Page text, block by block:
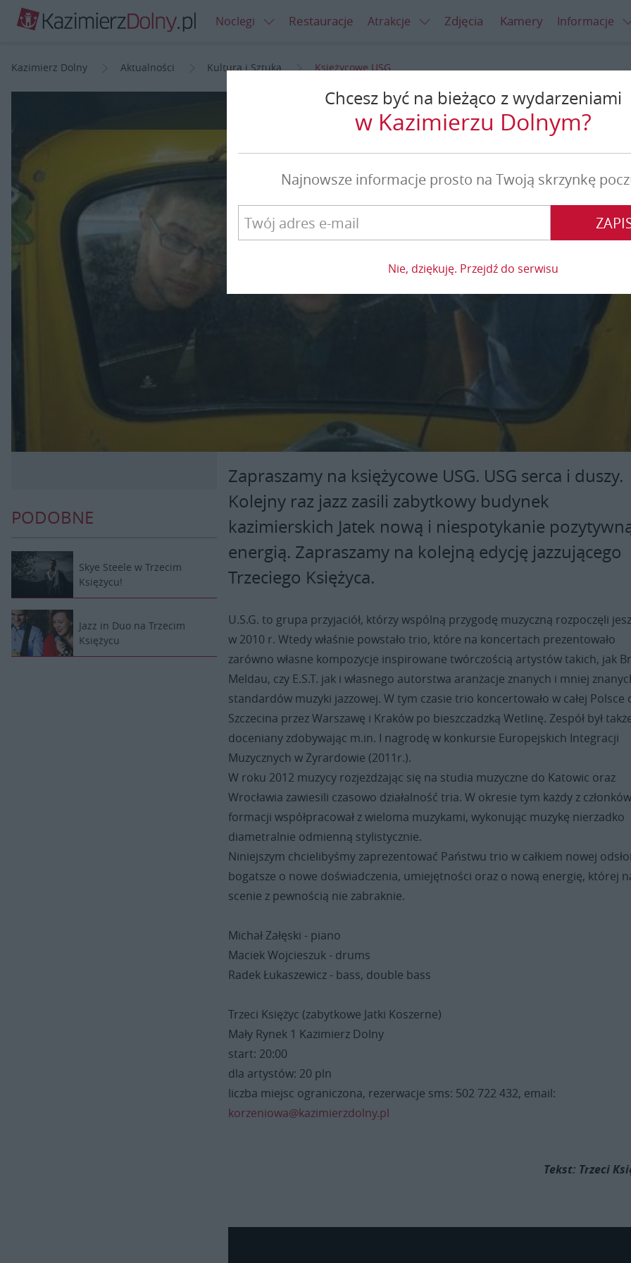
Noclegi Restauracje Atrakcje Zdjęcia Kamery Informacje
Kazimierz Dolny Aktualności Kultura i Sztuka Księżycowe USG
Księżycowe USG
PODOBNE
Skye Steele w Trzecim
Księżycu!
Jazz in Duo na Trzecim
Księżycu
Zapraszamy na księżycowe USG. USG serca i duszy.
Kolejny raz jazz zasili zabytkowy budynek
kazimierskich Jatek nową i niespotykanie
energią. Zapraszamy na kolejną edycję jazzującego
Trzeciego Księżyca.
U.S.G. to grupa przyjaciół, którzy wspólną przygodę muzyczną rozpoczęli
w 2010 r. Wtedy właśnie powstało trio, które na koncertach prezentowało
zarówno własne kompozycje inspirowane twórczością artystów takich, jak
Meldau, czy E.S.T. jak i własnego autorstwa aranżacje znanych i mniej
standardów muzyki jazzowej. W tym czasie trio koncertowało w całej Polsce
Szczecina przez Warszawę i Kraków po bieszczadzką Wetlinę. Zespół był
doceniany zdobywając m.in. I nagrodę w konkursie Europejskich Integracji
Muzycznych w Żyrardowie (2011r.).
W roku 2012 muzycy rozjeżdżając się na studia muzyczne do Katowic oraz
Wrocławia zawiesili czasowo działalność tria. W okresie tym każdy z
formacji współpracował z wieloma muzykami, wykonując muzykę nierzadko
diametralnie odmienną stylistycznie.
Niniejszym chcielibyśmy zaprezentować Państwu trio w całkiem nowej
bogatsze o nowe doświadczenia, umiejętności oraz o nową energię, której
scenie z pewnością nie zabraknie.
Michał Załęski - piano
Maciek Wojcieszuk - drums
Radek Łukaszewicz - bass, double bass
Trzeci Księżyc (zabytkowe Jatki Koszerne)
Mały Rynek 1 Kazimierz Dolny
start: 20:00
dla artystów: 20 pln
liczba miejsc ograniczona, rezerwacje sms: 502 722 432, email:
korzeniowa@kazimierzdolny.pl
Tekst: Trzeci
Chcesz być na bieżąco z wydarzeniami
w Kazimierzu Dolnym?
Najnowsze informacje prosto na Twoją skrzynkę
Nie, dziękuję. Przejdź do serwisu